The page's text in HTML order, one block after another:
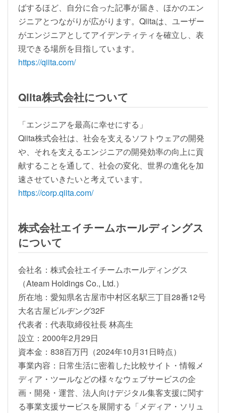
ばするほど、自分に合った記事が届き、ほかのエン
ジニアとつながりが広がります。Qiitaは、ユーザー
がエンジニアとしてアイデンティティを確立し、表
現できる場所を目指しています。
https://qiita.com/
Qiita株式会社について
「エンジニアを最高に幸せにする」
Qiita株式会社は、社会を支えるソフトウェアの開発
や、それを支えるエンジニアの開発効率の向上に貢
献することを通して、社会の変化、世界の進化を加
速させていきたいと考えています。
https://corp.qiita.com/
株式会社エイチームホールディングス
について
会社名：株式会社エイチームホールディングス
（Ateam Holdings Co., Ltd.）
所在地：愛知県名古屋市中村区名駅三丁目28番12号
大名古屋ビルヂング32F
代表者：代表取締役社長 林高生
設立：2000年2月29日
資本金：838百万円（2024年10月31日時点）
事業内容：日常生活に密着した比較サイト・情報メ
ディア・ツールなどの様々なウェブサービスの企
画・開発・運営、法人向けデジタル集客支援に関す
る事業支援サービスを展開する「メディア・ソリュ